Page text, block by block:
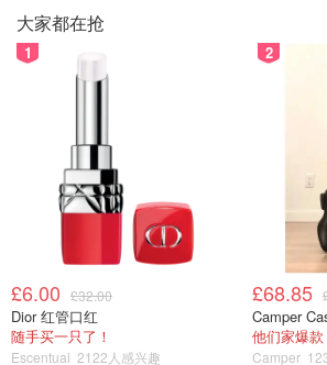
图片来自于@Bodyform，版权属于
Lil-Lets 是英国品牌，已经在卫生巾领
了。品牌致力于帮助女性更好地了解身
自信舒适！所以Lil-Lets 的卫生巾尺寸
女性的不同需求。毋庸置疑，Lil-Lets
高的卫生巾了，粉粉嫩嫩的包装看着就
次经期的心情都会好一些！（
Boots购
大家都在抢
1
£6.00 £32.00
Dior 红管口红
随手买一只了！
Escentual 2122人感兴趣
2
£68.85
Camper
他们家爆
Camper